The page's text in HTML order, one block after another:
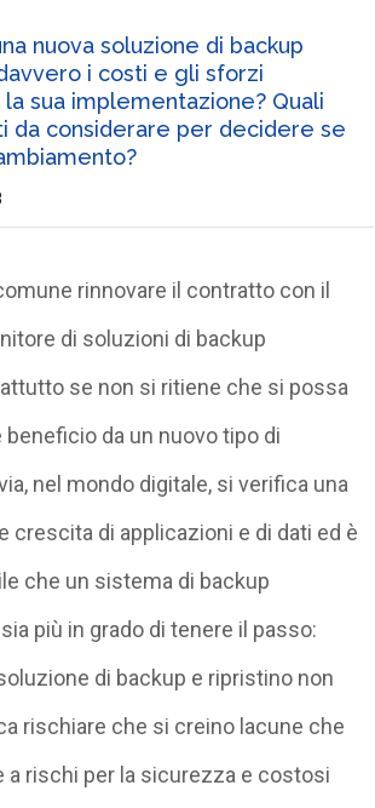
nuova soluzione di backup
i costi e gli sforzi
sua implementazione? Quali
da considerare per decidere se
rinnovare il contratto con il
di soluzioni di backup
se non si ritiene che si possa
da un nuovo tipo di
nel mondo digitale, si verifica una
crescita di applicazioni e di dati ed è
che un sistema di backup
più in grado di tenere il passo:
di backup e ripristino non
rischiare che si creino lacune che
a rischi per la sicurezza e costosi